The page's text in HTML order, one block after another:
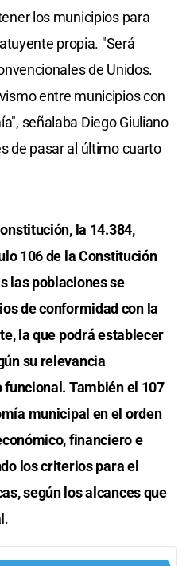
los municipios para
propia. "Será
de Unidos.
entre municipios con
señalaba Diego Giuliano
de pasar al último cuarto
la 14.384,
106 de la Constitución
las poblaciones se
de conformidad con la
la que podrá establecer
su relevancia
También el 107
municipal en el orden
financiero e
los criterios para el
según los alcances que
.